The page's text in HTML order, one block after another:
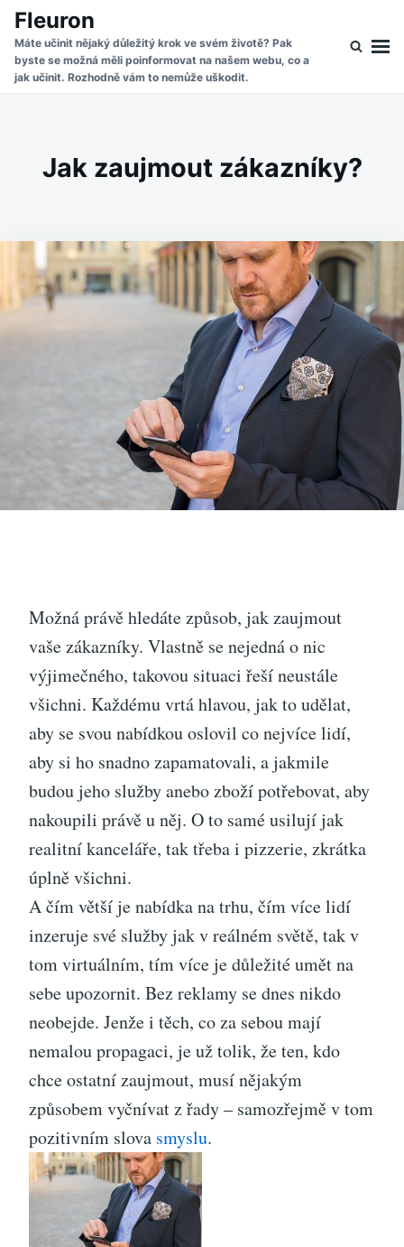
Skip
content
Search
for:
Fleuron
Máte učinit nějaký důležitý krok ve svém životě? Pak
byste se možná měli poinformovat na našem webu, co a
jak učinit. Rozhodně vám to nemůže uškodit.
Jak zaujmout zákazníky?
Možná právě hledáte způsob, jak zaujmout
vaše zákazníky. Vlastně se nejedná o nic
výjimečného, takovou situaci řeší neustále
všichni. Každému vrtá hlavou, jak to udělat,
aby se svou nabídkou oslovil co nejvíce lidí,
aby si ho snadno zapamatovali, a jakmile
budou jeho služby anebo zboží potřebovat, aby
nakoupili právě u něj. O to samé usilují jak
realitní kanceláře, tak třeba i pizzerie, zkrátka
úplně všichni.
A čím větší je nabídka na trhu, čím více lidí
inzeruje své služby jak v reálném světě, tak v
tom virtuálním, tím více je důležité umět na
sebe upozornit. Bez reklamy se dnes nikdo
neobejde. Jenže i těch, co za sebou mají
nemalou propagaci, je už tolik, že ten, kdo
chce ostatní zaujmout, musí nějakým
způsobem vyčnívat z řady – samozřejmě v tom
pozitivním slova smyslu.